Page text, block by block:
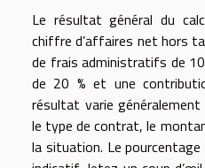
Le résultat général du
chiffre d’affaires net hors
de frais administratifs de
de 20 % et une
résultat varie
le type de contrat, le
la situation. Le